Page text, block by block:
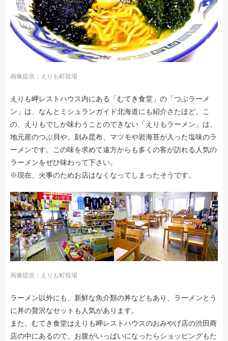
画像提供：えりも町役場
えりも岬レストハウス内にある「むてき食堂」の「つぶラーメ
ン」は、なんとミシュランガイド北海道にも紹介さたほど。こ
の、えりもでしか味わうことのできない「えりもラーメン」は、
地元産のつぶ貝や、刻み昆布、マツモや岩海苔が入った塩味のラ
ーメンです。この味を求めて遠方からも多くの客が訪れる人気の
ラーメンをぜひ味わって下さい。
※現在、火事のためお店はなくなってしまったそうです。
画像提供：えりも町役場
ラーメン以外にも、新鮮な魚介類の丼などもあり、ラーメンとう
に丼の贅沢なセットも人気があります。
また、むてき食堂はえりも岬レストハウスのおみやげ店の渋田商
店の中にあるので、お腹がいっぱいになったらショッピングもた